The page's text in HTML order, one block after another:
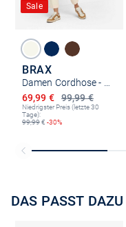
Sale
BRAX
99,99 €
Ermäßigter Preis
69,99 €
Niedrigster Preis (letzte 30
Tage):
99,99€ -30%
DAS PASST DAZU